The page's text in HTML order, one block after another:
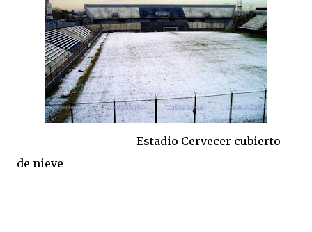
Estadio Cervecer cubierto
de nieve